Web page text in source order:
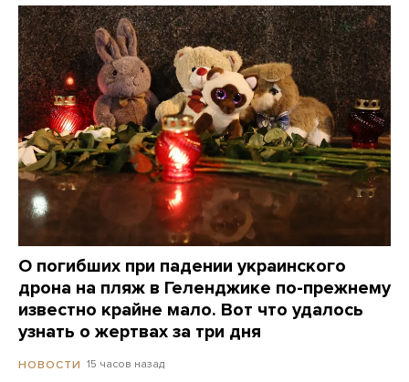
О погибших при падении украинского
дрона на пляж в Геленджике по-прежнему
известно крайне мало. Вот что удалось
узнать о жертвах за три дня
НОВОСТИ 15 часов назад